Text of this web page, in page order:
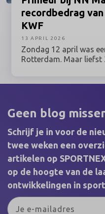
recordbedrag
KWF
Zondag 12 april was
Rotterdam. Maar liefst
opbrengst maakt KWF
kankeronderzoek, zorg
voor iedereen die
13 APRIL 2026
Geen blog
Schrijf je in voor de
twee weken een
artikelen op
op de hoogte van de
ontwikkelingen in